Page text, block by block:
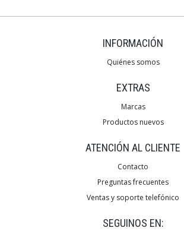
INFORMACIÓN
Quiénes somos
EXTRAS
Marcas
Productos nuevos
ATENCIÓN AL CLIENTE
Contacto
Preguntas frecuentes
Ventas y soporte telefónico
SEGUINOS EN: